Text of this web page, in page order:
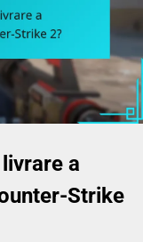
a
Strike